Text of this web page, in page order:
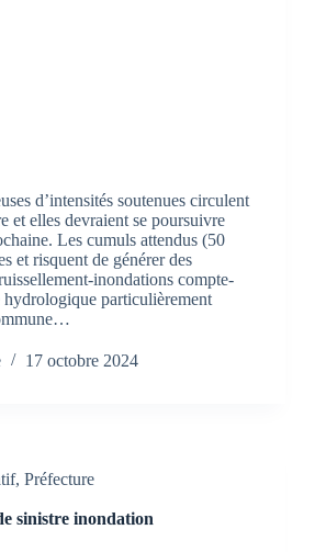
d’intensités soutenues circulent
et elles devraient se poursuivre
Les cumuls attendus (50
et risquent de générer des
inondations compte-
hydrologique particulièrement
17 octobre 2024
, Préfecture
sinistre inondation